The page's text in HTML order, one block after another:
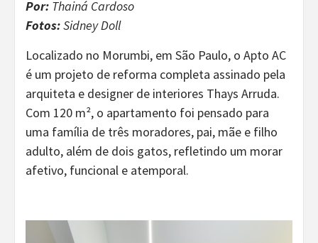
Por: Thainá Cardoso
Fotos:Sidney Doll
Localizado no Morumbi, em São Paulo, o Apto AC
é um projeto de reforma completa assinado pela
arquiteta e designer de interiores Thays Arruda.
Com 120 m², o apartamento foi pensado para
uma família de três moradores, pai, mãe e filho
adulto, além de dois gatos, refletindo um morar
afetivo, funcional e atemporal.